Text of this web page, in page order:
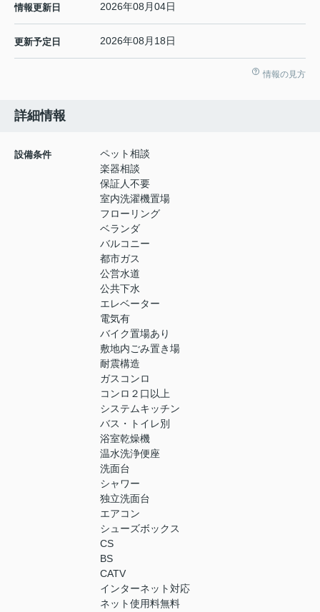
情報更新日 2026年08月04日
更新予定日 2026年08月18日
情報の見方
詳細情報
設備条件
ペット相談
楽器相談
保証人不要
室内洗濯機置場
フローリング
ベランダ
バルコニー
都市ガス
公営水道
公共下水
エレベーター
電気有
バイク置場あり
敷地内ごみ置き場
耐震構造
ガスコンロ
コンロ２口以上
システムキッチン
バス・トイレ別
浴室乾燥機
温水洗浄便座
洗面台
シャワー
独立洗面台
エアコン
シューズボックス
CS
BS
CATV
インターネット対応
ネット使用料無料